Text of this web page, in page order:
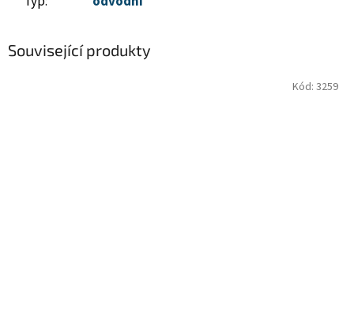
Související produkty
Kód: 3259